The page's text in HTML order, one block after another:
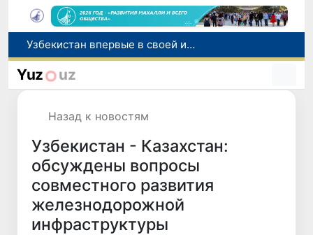
Узбекистан впервые в своей истории примет престижную Международную олимпиаду по информатике IOI 2026
Число пользователей мобильного интернета в Узбекистане за 10 лет выросло в 4,3 раза
При содействии Генконсульства Узбекистана соотечественница, перенесшая инсульт в Алматы, вернулась на родину
Yuz uz
Назад к новостям
Узбекистан - Казахстан:
обсуждены вопросы
совместного развития
железнодорожной
инфраструктуры